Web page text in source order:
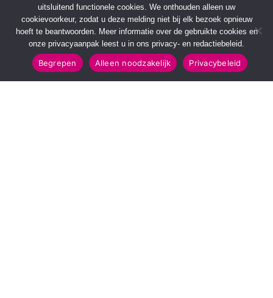
uitsluitend functionele cookies. We onthouden alleen uw
cookievoorkeur, zodat u deze melding niet bij elk bezoek opnieuw
hoeft te beantwoorden. Meer informatie over de gebruikte cookies en
onze privacyaanpak leest u in ons privacy- en redactiebeleid.
Begrepen Alleen noodzakelijk Privacybeleid